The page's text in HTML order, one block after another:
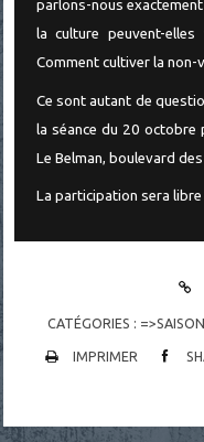
parlons-nous
la culture peuvent-
Comment cultiver la non-
Ce sont autant de
la séance du 20 octobre
Le Belman, boulevard
La participation sera
CATÉGORIES :
IMPRIMER